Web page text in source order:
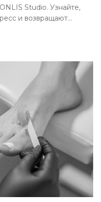
Studio. Узнайте,
и возвращают